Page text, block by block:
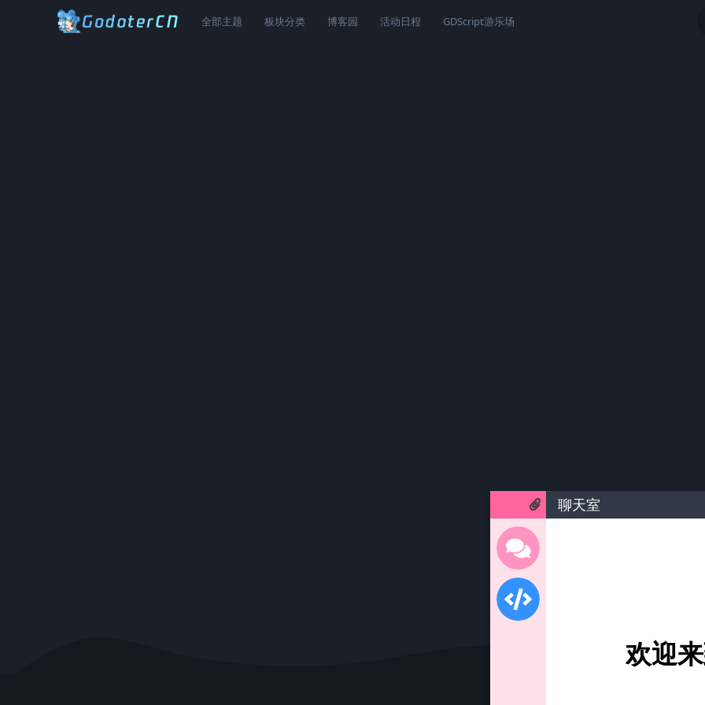
全部主题 板块分类 博客园 活动日程 GDScript游乐场
聊天室
欢迎